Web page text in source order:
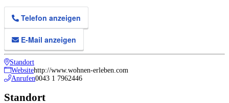
Telefon anzeigen
E-Mail anzeigen
Standort
Websitehttp://www.wohnen-erleben.com
Anrufen0043 1 7962446
Standort